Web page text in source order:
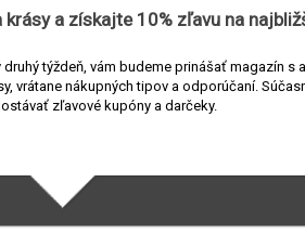
newsletter
informácie o nových produktoch
nami v kontakte. Čaká vás magazín s
krásy a získajte 10% zľavu na
týždeň, vám budeme prinášať magazín s
vrátane nákupných tipov a odporúčaní.
zľavové kupóny a darčeky.